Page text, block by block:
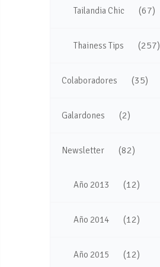
Tailandia Chic (67)
Thainess Tips (257)
Colaboradores (35)
Galardones (2)
Newsletter (82)
Año 2013 (12)
Año 2014 (12)
Año 2015 (12)